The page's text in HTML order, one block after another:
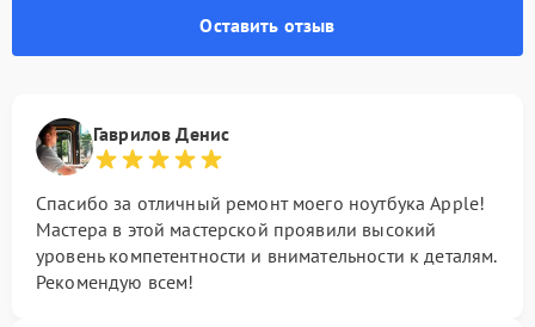
Оставить отзыв
Гаврилов Денис
Спасибо за отличный ремонт моего ноутбука Apple!
Мастера в этой мастерской проявили высокий
уровень компетентности и внимательности к деталям.
Рекомендую всем!